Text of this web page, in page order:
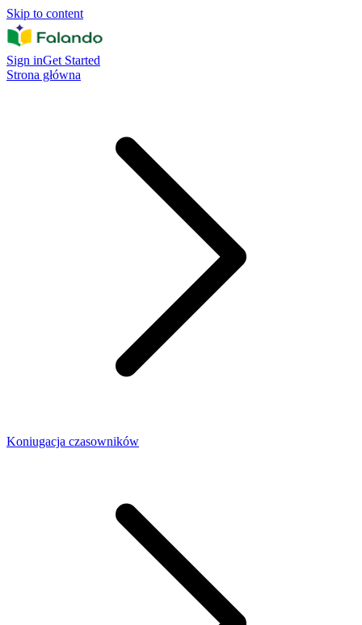
Skip to content
Sign inGet Started
Strona główna
Koniugacja czasowników